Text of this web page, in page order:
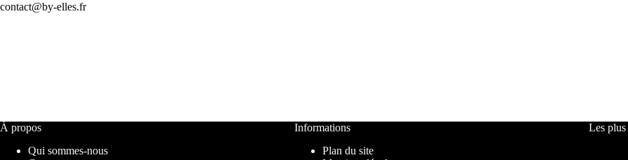
contact@by-elles.fr
À propos
Qui sommes-nous
Informations
Plan du site
Les